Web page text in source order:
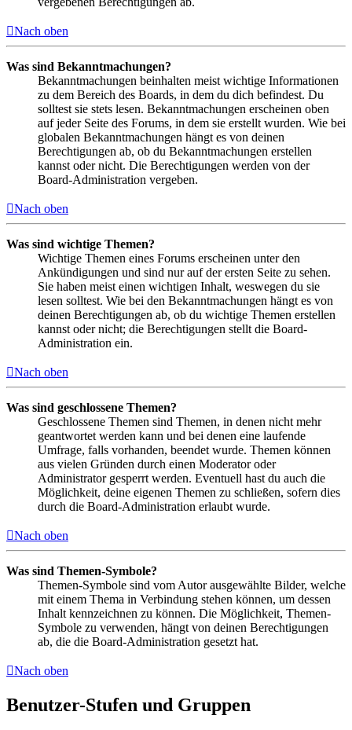
Nach oben
Was sind Bekanntmachungen?
Bekanntmachungen beinhalten meist wichtige Informationen
zu dem Bereich des Boards, in dem du dich befindest. Du
solltest sie stets lesen. Bekanntmachungen erscheinen oben
auf jeder Seite des Forums, in dem sie erstellt wurden. Wie bei
globalen Bekanntmachungen hängt es von deinen
Berechtigungen ab, ob du Bekanntmachungen erstellen
kannst oder nicht. Die Berechtigungen werden von der
Board-Administration vergeben.
Nach oben
Was sind wichtige Themen?
Wichtige Themen eines Forums erscheinen unter den
Ankündigungen und sind nur auf der ersten Seite zu sehen.
Sie haben meist einen wichtigen Inhalt, weswegen du sie
lesen solltest. Wie bei den Bekanntmachungen hängt es von
deinen Berechtigungen ab, ob du wichtige Themen erstellen
kannst oder nicht; die Berechtigungen stellt die Board-
Administration ein.
Nach oben
Was sind geschlossene Themen?
Geschlossene Themen sind Themen, in denen nicht mehr
geantwortet werden kann und bei denen eine laufende
Umfrage, falls vorhanden, beendet wurde. Themen können
aus vielen Gründen durch einen Moderator oder
Administrator gesperrt werden. Eventuell hast du auch die
Möglichkeit, deine eigenen Themen zu schließen, sofern dies
durch die Board-Administration erlaubt wurde.
Nach oben
Was sind Themen-Symbole?
Themen-Symbole sind vom Autor ausgewählte Bilder, welche
mit einem Thema in Verbindung stehen können, um dessen
Inhalt kennzeichnen zu können. Die Möglichkeit, Themen-
Symbole zu verwenden, hängt von deinen Berechtigungen
ab, die die Board-Administration gesetzt hat.
Nach oben
Benutzer-Stufen und Gruppen